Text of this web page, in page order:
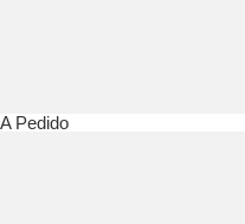
A Pedido